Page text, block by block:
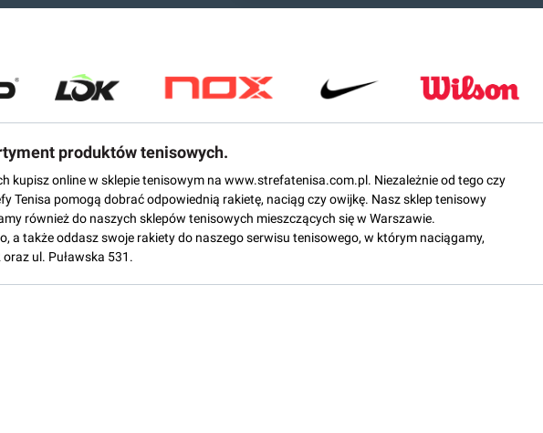
produktów tenisowych.
kupisz online w sklepie tenisowym na www.strefatenisa.com.pl. Niezależnie od tego czy
Tenisa pomogą dobrać odpowiednią rakietę, naciąg czy owijkę. Nasz sklep tenisowy
również do naszych sklepów tenisowych mieszczących się w Warszawie.
także oddasz swoje rakiety do naszego serwisu tenisowego, w którym naciągamy,
ul. Puławska 531.